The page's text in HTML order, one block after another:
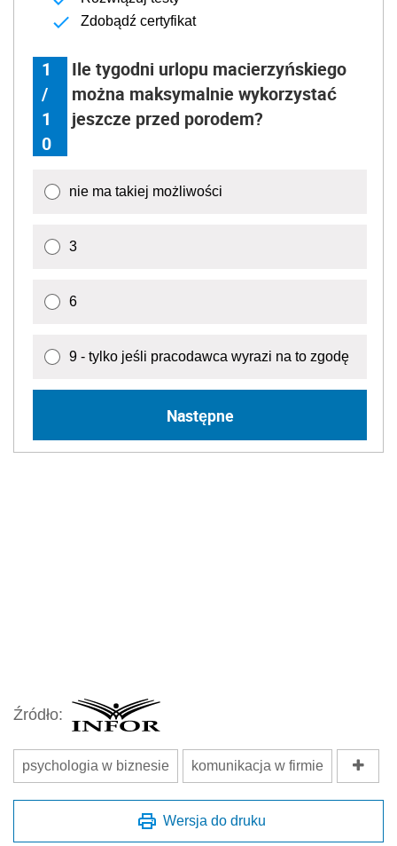
Zdobądź certyfikat
1
/
1
0
Ile tygodni urlopu macierzyńskiego
można maksymalnie wykorzystać
jeszcze przed porodem?
nie ma takiej możliwości
3
6
9 - tylko jeśli pracodawca wyrazi na to zgodę
Następne
Źródło:
psychologia w biznesie komunikacja w firmie
Wersja do druku